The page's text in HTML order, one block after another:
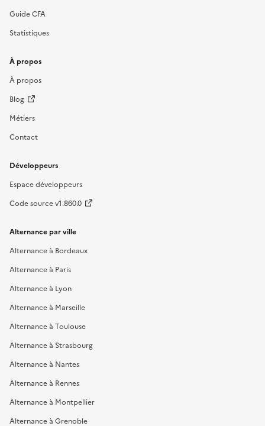
Guide CFA
Statistiques
À propos
À propos
Blog
Métiers
Contact
Développeurs
Espace développeurs
Code source v1.860.0
Alternance par ville
Alternance à Bordeaux
Alternance à Paris
Alternance à Lyon
Alternance à Marseille
Alternance à Toulouse
Alternance à Strasbourg
Alternance à Nantes
Alternance à Rennes
Alternance à Montpellier
Alternance à Grenoble